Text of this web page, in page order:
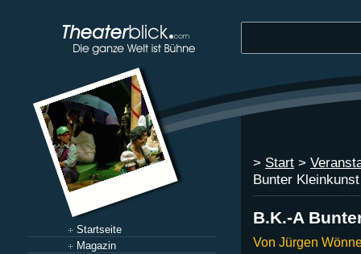
Startseite
Magazin
> Start >
Bunter
B.K.-A
Von Jürgen